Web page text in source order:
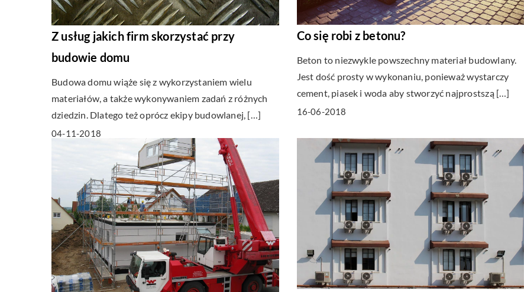
Z usług jakich firm skorzystać przy
budowie domu
Budowa domu wiąże się z wykorzystaniem wielu
materiałów, a także wykonywaniem zadań z różnych
dziedzin. Dlatego też oprócz ekipy budowlanej, […]
04-11-2018
Co się robi z betonu?
Beton to niezwykle powszechny materiał budowlany.
Jest dość prosty w wykonaniu, ponieważ wystarczy
cement, piasek i woda aby stworzyć najprostszą […]
16-06-2018